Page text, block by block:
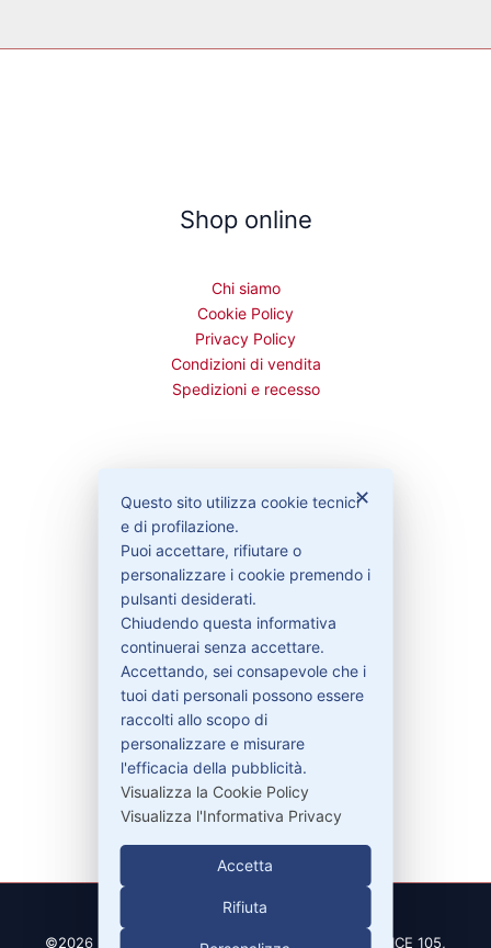
Shop online
Chi siamo
Cookie Policy
Privacy Policy
Condizioni di vendita
Spedizioni e recesso
Bisogno di aiuto?
Contattaci
Garanzie
Contatti
329-30.78.513
info@pitdriver.com
©2026 PitDriver | CROCO DEAL S.R.L. VIA DEL SALICE 105,
✕
Questo sito utilizza cookie tecnici
e di profilazione.
Puoi accettare, rifiutare o
personalizzare i cookie premendo i
pulsanti desiderati.
Chiudendo questa informativa
continuerai senza accettare.
Accettando, sei consapevole che i
tuoi dati personali possono essere
raccolti allo scopo di
personalizzare e misurare
l'efficacia della pubblicità.
Visualizza la Cookie Policy
Visualizza l'Informativa Privacy
Accetta
Rifiuta